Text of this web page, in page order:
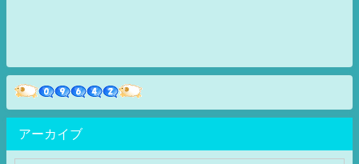
アーカイブ